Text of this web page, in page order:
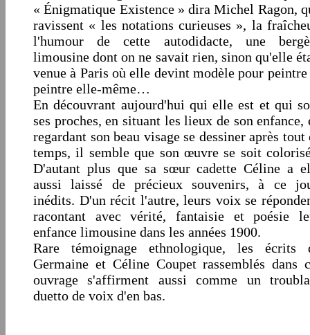
« Énigmatique Existence » dira Michel Ragon,
ravissent « les notations curieuses », la
l'humour de cette autodidacte, une
limousine dont on ne savait rien, sinon qu'elle
venue à Paris où elle devint modèle pour peintre
peintre elle-même…
En découvrant aujourd'hui qui elle est et qui
ses proches, en situant les lieux de son enfance,
regardant son beau visage se dessiner après tout
temps, il semble que son œuvre se soit
D'autant plus que sa sœur cadette Céline a
aussi laissé de précieux souvenirs, à ce
inédits. D'un récit l'autre, leurs voix se
racontant avec vérité, fantaisie et poésie
enfance limousine dans les années 1900.
Rare témoignage ethnologique, les écrits
Germaine et Céline Coupet rassemblés dans
ouvrage s'affirment aussi comme un
duetto de voix d'en bas.